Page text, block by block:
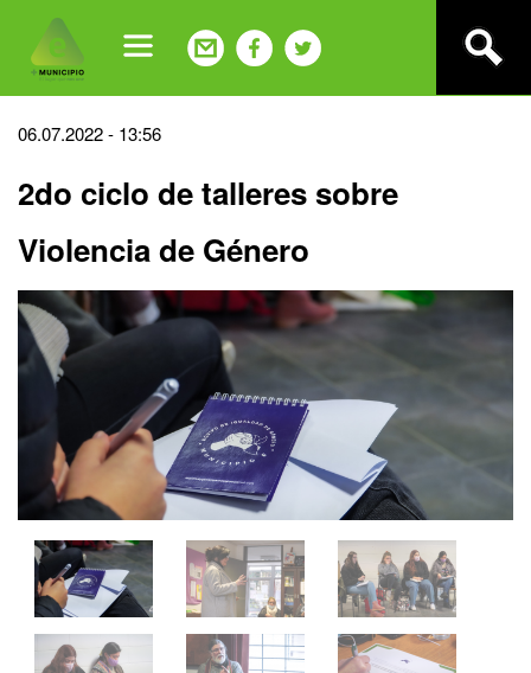
navigation
Back
top
06.07.2022 - 13:56
2do ciclo de talleres sobre
Violencia de Género